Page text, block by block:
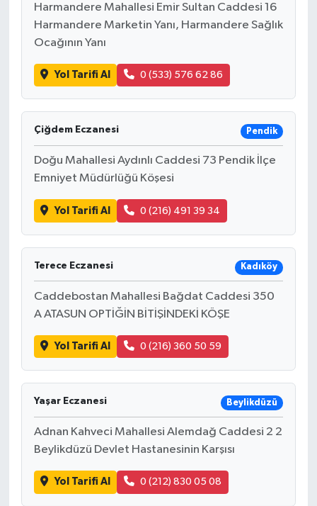
Harmandere Mahallesi Emir Sultan Caddesi 16
Harmandere Marketin Yanı, Harmandere Sağlık
Ocağının Yanı
Yol Tarifi Al 0 (533) 576 62 86
Çiğdem Eczanesi Pendik
Doğu Mahallesi Aydınlı Caddesi 73 Pendik İlçe
Emniyet Müdürlüğü Köşesi
Yol Tarifi Al 0 (216) 491 39 34
Terece Eczanesi Kadıköy
Caddebostan Mahallesi Bağdat Caddesi 350
A ATASUN OPTİĞİN BİTİŞİNDEKİ KÖŞE
Yol Tarifi Al 0 (216) 360 50 59
Yaşar Eczanesi Beylikdüzü
Adnan Kahveci Mahallesi Alemdağ Caddesi 2 2
Beylikdüzü Devlet Hastanesinin Karşısı
Yol Tarifi Al 0 (212) 830 05 08